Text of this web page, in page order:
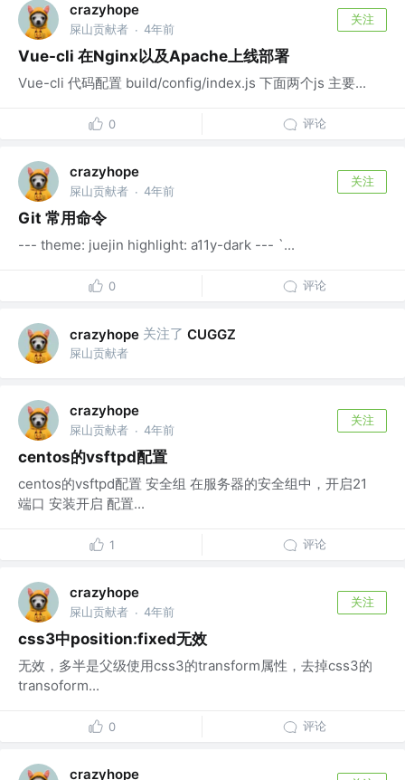
crazyhope
屎山贡献者 · 4年前
关注
Vue-cli 在Nginx以及Apache上线部署
Vue-cli 代码配置 build/config/index.js 下面两个js 主要...
0 评论
crazyhope
屎山贡献者 · 4年前
关注
Git 常用命令
--- theme: juejin highlight: a11y-dark --- `...
0 评论
crazyhope 关注了 CUGGZ
屎山贡献者
crazyhope
屎山贡献者 · 4年前
关注
centos的vsftpd配置
centos的vsftpd配置 安全组 在服务器的安全组中，开启21
端口 安装开启 配置...
1 评论
crazyhope
屎山贡献者 · 4年前
关注
css3中position:fixed无效
无效，多半是父级使用css3的transform属性，去掉css3的
transoform...
0 评论
crazyhope